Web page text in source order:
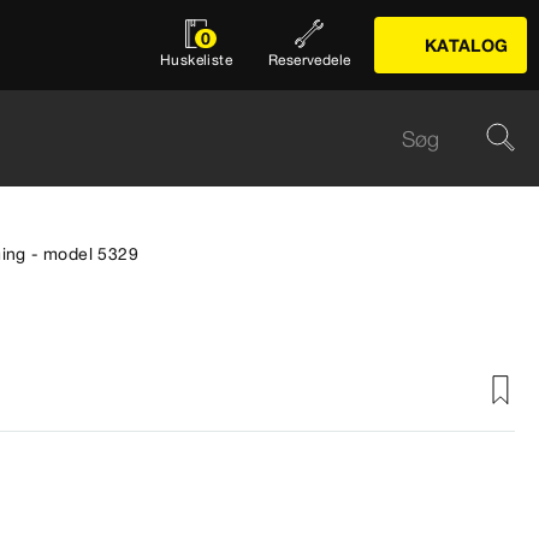
0
Huskeliste Reservedele
KATALOG
- model 5329